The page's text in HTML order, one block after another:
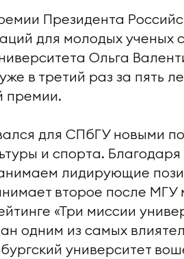
Президента
для молодых ученых
Ольга
в третий раз за пять
премии.
для СПбГУ новыми
и спорта.
лидирующие
второе после МГУ
«Три миссии
одним из самых
университет